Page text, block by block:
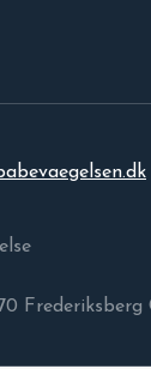
Frederiksberg